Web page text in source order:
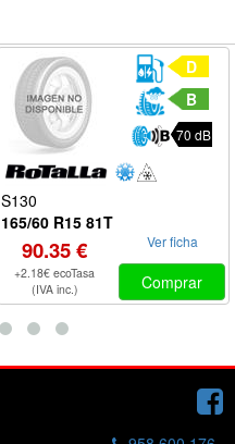
D
B
70 dB
S130
165/60 R15 81T
90.35 €
+2.18€ ecoTasa
(IVA inc.)
Ver ficha
Comprar